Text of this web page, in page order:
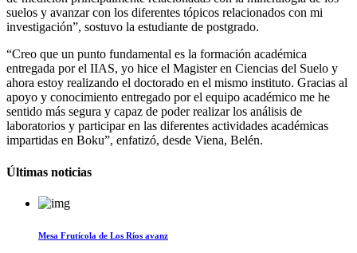
suelos y avanzar con los diferentes tópicos relacionados con mi
investigación”, sostuvo la estudiante de postgrado.
“Creo que un punto fundamental es la formación académica
entregada por el IIAS, yo hice el Magister en Ciencias del Suelo y
ahora estoy realizando el doctorado en el mismo instituto. Gracias al
apoyo y conocimiento entregado por el equipo académico me he
sentido más segura y capaz de poder realizar los análisis de
laboratorios y participar en las diferentes actividades académicas
impartidas en Boku”, enfatizó, desde Viena, Belén.
Últimas noticias
Mesa Frutícola de Los Ríos avanz